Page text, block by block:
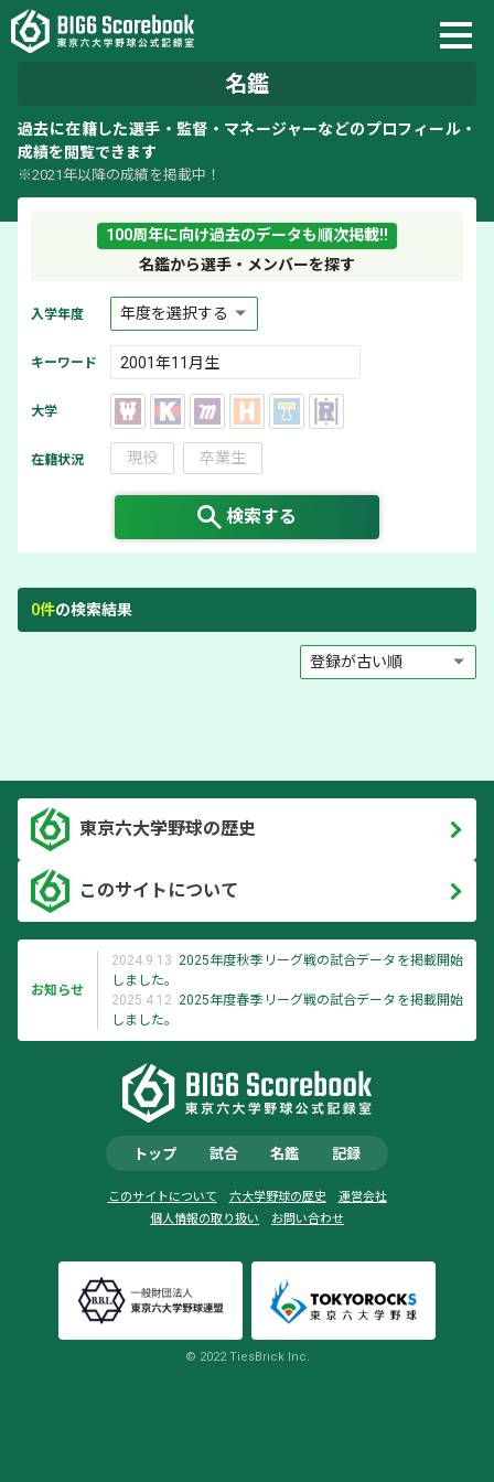
名鑑
過去に在籍した選手・監督・マネージャーなどのプロフィール・
成績を閲覧できます
※2021年以降の成績を掲載中！
100周年に向け過去のデータも順次掲載!!
名鑑から選手・メンバーを探す
入学年度
キーワード
大学
在籍状況 現役 卒業生
検索する
0件の検索結果
東京六大学野球の歴史
このサイトについて
お知らせ
2024.9.13 2025年度秋季リーグ戦の試合データを掲載開始
しました。
2025.4.12 2025年度春季リーグ戦の試合データを掲載開始
しました。
トップ 試合 名鑑 記録
このサイトについて 六大学野球の歴史
運営会社
個人情報の取り扱い
お問い合わせ
© 2022 TiesBrick Inc.